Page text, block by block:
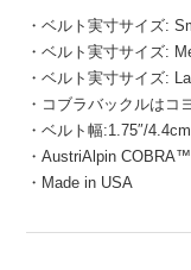
・ベルト実寸サイズ:
・ベルト実寸サイズ:
・ベルト実寸サイズ:
・コブラバックルはコ
・ベルト幅:1.75″/4.4cm
・AustriAlpin
・Made in USA